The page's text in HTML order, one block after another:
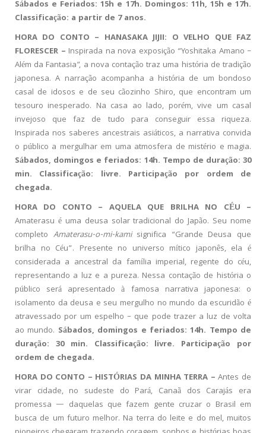
Sábados e Feriados: 15h e 17h. Domingos: 11h, 15h e 17h.
Classificação: a partir de 7 anos.
HORA DO CONTO – HANASAKA JIJII: O VELHO QUE FAZ
FLORESCER – Inspirada na nova exposição “Yoshitaka Amano –
Além da Fantasia”, a nova contação traz uma história de tradição
japonesa. A narração acompanha a história de um bondoso
casal de idosos e de seu cãozinho Shiro, que encontram um
tesouro inesperado. Na casa ao lado, porém, vive um casal
invejoso que faz de tudo para conseguir essa riqueza.
Inspirada nos saberes ancestrais asiáticos, a narrativa convida
o público a mergulhar em uma atmosfera de mistério e magia.
Sábados, domingos e feriados: 14h. Tempo de duração: 30
min. Classificação: livre. Participação por ordem de
chegada.
HORA DO CONTO – AQUELA QUE BRILHA NO CÉU –
Amaterasu é uma deusa solar tradicional do Japão. Seu nome
completo Amaterasu-o-mi-kamisignifica “Grande Deusa que
brilha no Céu”. Presente no universo mítico japonês, ela é
considerada a ancestral da família imperial, regente do céu,
representando a luz e a pureza. Nessa contação de história o
público será apresentado à famosa narrativa japonesa: o
isolamento da deusa e seu mergulho no mundo da escuridão é
atravessado por um espelho – que pode trazer a luz de volta
ao mundo. Sábados, domingos e feriados: 14h. Tempo de
duração: 30 min. Classificação: livre. Participação por
ordem de chegada.
HORA DO CONTO – HISTÓRIAS DA MINHA TERRA –Antes de
virar cidade, no sudeste do Pará, Canaã dos Carajás era
promessa — daquelas que fazem gente cruzar o Brasil em
busca de um futuro melhor. Na terra do leite e do mel, muitos